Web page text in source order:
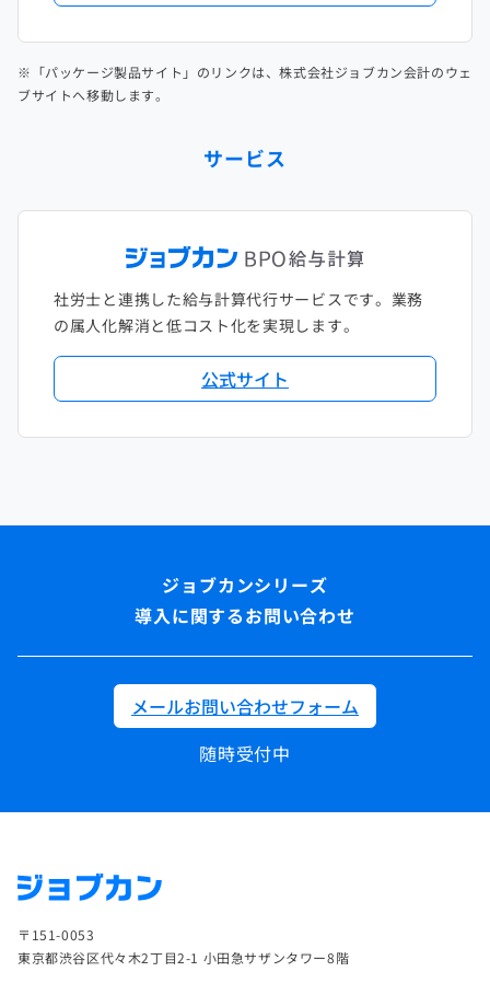
※「パッケージ製品サイト」のリンクは、株式会社ジョブカン会計のウェ
ブサイトへ移動します。
サービス
社労士と連携した給与計算代行サービスです。業務
の属人化解消と低コスト化を実現します。
公式サイト
導入に関するお問い合わせ
メールお問い合わせフォーム
随時受付中
〒151-0053
東京都渋谷区代々木2丁目2-1 小田急サザンタワー8階